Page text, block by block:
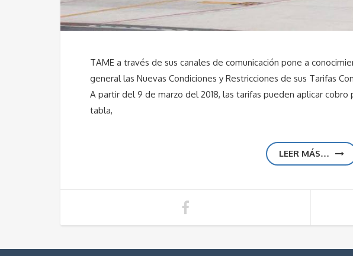
TAME a través de sus canales de comunicación pone a
general las Nuevas Condiciones y Restricciones de sus Tarifas
A partir del 9 de marzo del 2018, las tarifas pueden aplicar
tabla,
LEER MÁS…